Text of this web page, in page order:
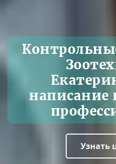
написание
Узнать